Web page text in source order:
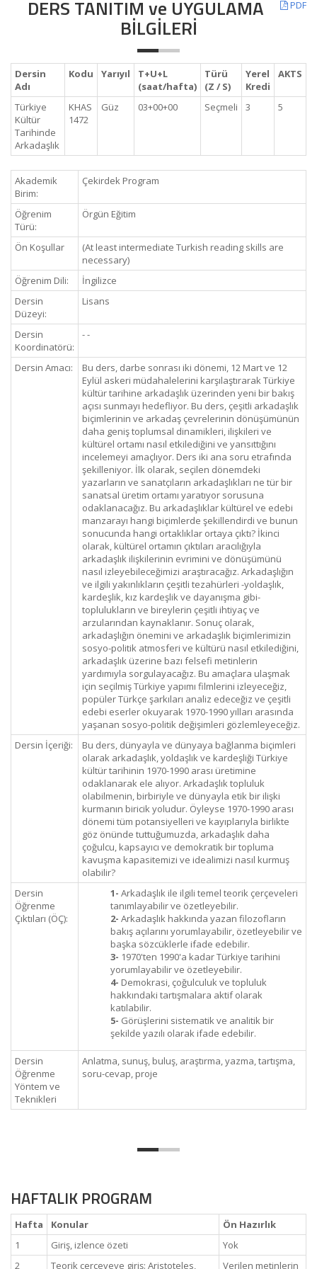
PDF
DERS TANITIM ve UYGULAMA
BİLGİLERİ
Dersin
Adı
Kodu Yarıyıl
T+U+L
(saat/hafta)
Türü
(Z / S)
Yerel
Kredi
AKTS
Türkiye
Kültür
Tarihinde
Arkadaşlık
KHAS
1472
Güz 03+00+00 Seçmeli 3 5
Akademik
Birim:
Çekirdek Program
Öğrenim
Türü:
Örgün Eğitim
Ön Koşullar
(At least intermediate Turkish reading skills are
necessary)
Öğrenim Dili:
İngilizce
Dersin
Düzeyi:
Lisans
Dersin
Koordinatörü:
- -
Dersin Amacı:
Bu ders, darbe sonrası iki dönemi, 12 Mart ve 12
Eylül askeri müdahalelerini karşılaştırarak Türkiye
kültür tarihine arkadaşlık üzerinden yeni bir bakış
açısı sunmayı hedefliyor. Bu ders, çeşitli arkadaşlık
biçimlerinin ve arkadaş çevrelerinin dönüşümünün
daha geniş toplumsal dinamikleri, ilişkileri ve
kültürel ortamı nasıl etkilediğini ve yansıttığını
incelemeyi amaçlıyor. Ders iki ana soru etrafında
şekilleniyor. İlk olarak, seçilen dönemdeki
yazarların ve sanatçıların arkadaşlıkları ne tür bir
sanatsal üretim ortamı yaratıyor sorusuna
odaklanacağız. Bu arkadaşlıklar kültürel ve edebi
manzarayı hangi biçimlerde şekillendirdi ve bunun
sonucunda hangi ortaklıklar ortaya çıktı? İkinci
olarak, kültürel ortamın çıktıları aracılığıyla
arkadaşlık ilişkilerinin evrimini ve dönüşümünü
nasıl izleyebileceğimizi araştıracağız. Arkadaşlığın
ve ilgili yakınlıkların çeşitli tezahürleri -yoldaşlık,
kardeşlik, kız kardeşlik ve dayanışma gibi-
toplulukların ve bireylerin çeşitli ihtiyaç ve
arzularından kaynaklanır. Sonuç olarak,
arkadaşlığın önemini ve arkadaşlık biçimlerimizin
sosyo-politik atmosferi ve kültürü nasıl etkilediğini,
arkadaşlık üzerine bazı felsefi metinlerin
yardımıyla sorgulayacağız. Bu amaçlara ulaşmak
için seçilmiş Türkiye yapımı filmlerini izleyeceğiz,
popüler Türkçe şarkıları analiz edeceğiz ve çeşitli
edebi eserler okuyarak 1970-1990 yılları arasında
yaşanan sosyo-politik değişimleri gözlemleyeceğiz.
Dersin İçeriği:
Bu ders, dünyayla ve dünyaya bağlanma biçimleri
olarak arkadaşlık, yoldaşlık ve kardeşliği Türkiye
kültür tarihinin 1970-1990 arası üretimine
odaklanarak ele alıyor. Arkadaşlık topluluk
olabilmenin, birbiriyle ve dünyayla etik bir ilişki
kurmanın biricik yoludur. Öyleyse 1970-1990 arası
dönemi tüm potansiyelleri ve kayıplarıyla birlikte
göz önünde tuttuğumuzda, arkadaşlık daha
çoğulcu, kapsayıcı ve demokratik bir topluma
kavuşma kapasitemizi ve idealimizi nasıl kurmuş
olabilir?
Dersin
Öğrenme
Çıktıları (ÖÇ):
1- Arkadaşlık ile ilgili temel teorik çerçeveleri
tanımlayabilir ve özetleyebilir.
2- Arkadaşlık hakkında yazan filozofların
bakış açılarını yorumlayabilir, özetleyebilir ve
başka sözcüklerle ifade edebilir.
3- 1970'ten 1990'a kadar Türkiye tarihini
yorumlayabilir ve özetleyebilir.
4- Demokrasi, çoğulculuk ve topluluk
hakkındaki tartışmalara aktif olarak
katılabilir.
5- Görüşlerini sistematik ve analitik bir
şekilde yazılı olarak ifade edebilir.
Dersin
Öğrenme
Yöntem ve
Teknikleri
Anlatma, sunuş, buluş, araştırma, yazma, tartışma,
soru-cevap, proje
HAFTALIK PROGRAM
Hafta Konular
Ön Hazırlık
1
Giriş, izlence özeti
Yok
2
Teorik çerçeveye giriş: Aristoteles, Verilen metinlerin